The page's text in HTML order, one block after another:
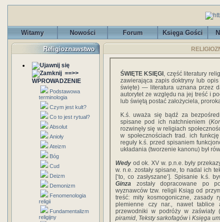
Witamy Nowości Forum Księga Gości
Religioznawstwo
==>>
WPROWADZENIE
Podstawowa
terminologia
Czym jest kult?
Co to jest rytuał?
Absolut
Anioły
Ateizm
Bóg
Cud
Deizm
Demonizm
Fenomenologia
religii
Fundamentalizm
religijny
ŚWIĘTE KSIĘGI , część literatury
zawierająca zapis doktryny lub opis
święte) — literatura uznana przez
autorytet ze względu na jej treść i
lub świętą postać założyciela,
K.ś. uważa się bądź za
spisane pod ich natchnieniem (
rozwinęły się w religiach
w społecznościach trad. ich
reguły k.ś. przed spisaniem
układania (tworzenie kanonu) był
Wedy od ok. XV w. p.n.e. były
w. n.e. zostały spisane, to nadal ich
[‘to, co zasłyszane’]. Spisanie k.ś.
Ginza zostały dopracowane po
wyznawców tzw. religii Ksiąg od
treść: mity kosmogoniczne, zasady
plemienne czy nar., nawet tablice
przewodniki w podróży w zaświaty
piramid, Teksty sarkofagów i Księga